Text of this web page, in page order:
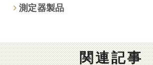
測定器製品
関連記事